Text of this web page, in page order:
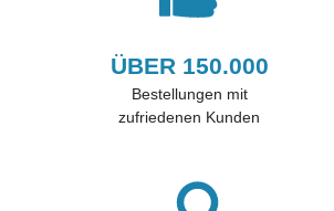
ÜBER 150.000
Bestellungen mit
zufriedenen Kunden